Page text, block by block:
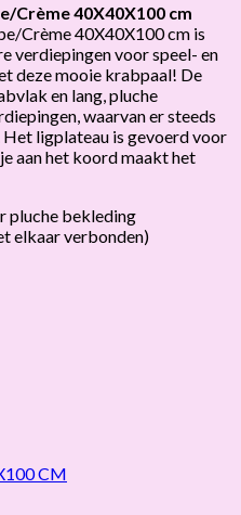
Crème 40X40X100 cm
Crème 40X40X100 cm is
verdiepingen voor speel- en
deze mooie krabpaal! De
en lang, pluche
waarvan er steeds
ligplateau is gevoerd voor
aan het koord maakt het
pluche bekleding
elkaar verbonden)
CM